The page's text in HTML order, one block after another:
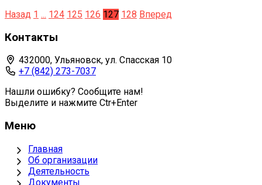
Назад 1 ... 124 125 126 127 128 Вперед
Контакты
432000, Ульяновск, ул. Спасская 10
+7 (842) 273-7037
Нашли ошибку? Сообщите нам!
Выделите и нажмите Ctr+Enter
Меню
Главная
Об организации
Деятельность
Документы